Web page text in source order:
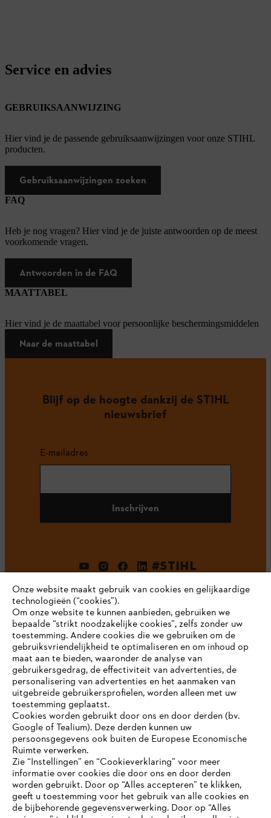
Service en advies
GEBRUIKSAANWIJZING
Hier vind je de passende gebruiksaanwijzingen voor onze STIHL
producten.
Gebruiksaanwijzingen zoeken
FAQ
Heb je nog vragen? Hier vind je de juiste antwoorden op de meest
voorkomende vragen.
Antwoorden in de FAQ
MAATTABEL
Hier vind je de maattabel voor persoonlijke beschermingsmiddelen
Naar de maattabel
Blijf op de hoogte dankzij de STIHL
nieuwsbrief
E-mailadres
Inschrijven
#STIHL
Bedrijf
STIHL FAQ
Contact
JE BROWSER WORDT NIET
ONDERSTEUND
Onze website maakt gebruik van cookies en gelijkaardige
technologieën (“cookies”).
Om onze website te kunnen aanbieden, gebruiken we
bepaalde “strikt noodzakelijke cookies”, zelfs zonder uw
toestemming. Andere cookies die we gebruiken om de
gebruiksvriendelijkheid te optimaliseren en om inhoud op
maat aan te bieden, waaronder de analyse van
gebruikersgedrag, de effectiviteit van advertenties, de
personalisering van advertenties en het aanmaken van
uitgebreide gebruikersprofielen, worden alleen met uw
toestemming geplaatst.
Cookies worden gebruikt door ons en door derden (bv.
Google of Tealium). Deze derden kunnen uw
persoonsgegevens ook buiten de Europese Economische
Ruimte verwerken.
Zie “Instellingen” en “Cookieverklaring” voor meer
informatie over cookies die door ons en door derden
worden gebruikt. Door op “Alles accepteren” te klikken,
geeft u toestemming voor het gebruik van alle cookies en
de bijbehorende gegevensverwerking. Door op “Alles